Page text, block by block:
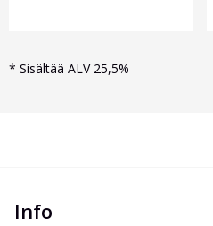
* Sisältää ALV 25,5%
Info